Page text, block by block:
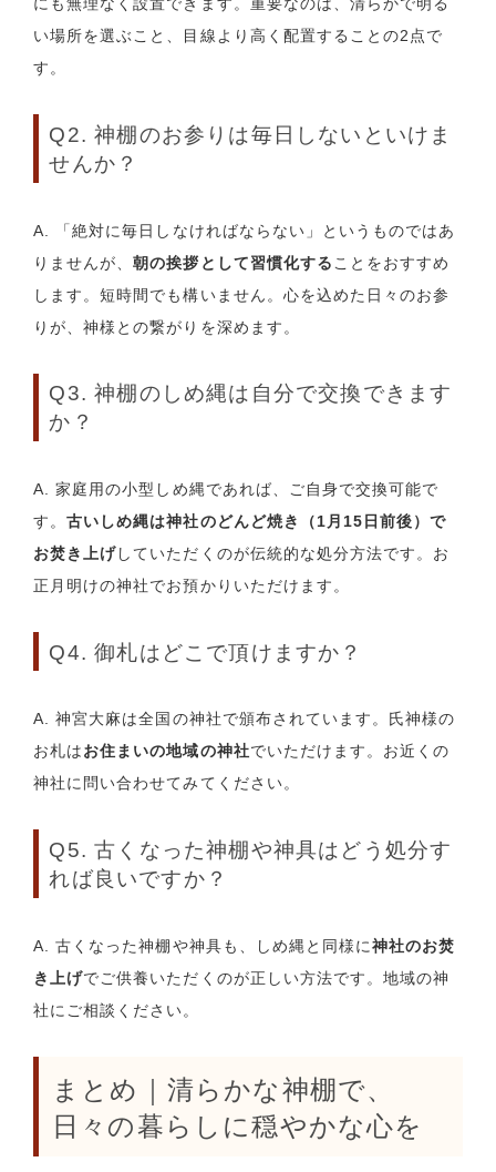
にも無理なく設置できます。重要なのは、清らかで明る
い場所を選ぶこと、目線より高く配置することの2点で
す。
Q2. 神棚のお参りは毎日しないといけま
せんか？
A. 「絶対に毎日しなければならない」というものではあ
りませんが、朝の挨拶として習慣化する ことをおすすめ
します。短時間でも構いません。心を込めた日々のお参
りが、神様との繋がりを深めます。
Q3. 神棚のしめ縄は自分で交換できます
か？
A. 家庭用の小型しめ縄であれば、ご自身で交換可能で
す。古いしめ縄は神社のどんど焼き（1月15日前後）で
お焚き上げしていただくのが伝統的な処分方法です。お
正月明けの神社でお預かりいただけます。
Q4. 御札はどこで頂けますか？
A. 神宮大麻は全国の神社で頒布されています。氏神様の
お札はお住まいの地域の神社でいただけます。お近くの
神社に問い合わせてみてください。
Q5. 古くなった神棚や神具はどう処分す
れば良いですか？
A. 古くなった神棚や神具も、しめ縄と同様に神社のお焚
き上げでご供養いただくのが正しい方法です。地域の神
社にご相談ください。
まとめ｜清らかな神棚で、
日々の暮らしに穏やかな心を